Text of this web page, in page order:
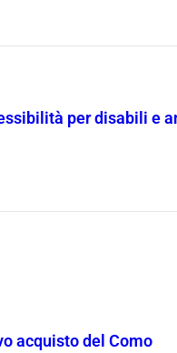
per disabili e
acquisto del Como